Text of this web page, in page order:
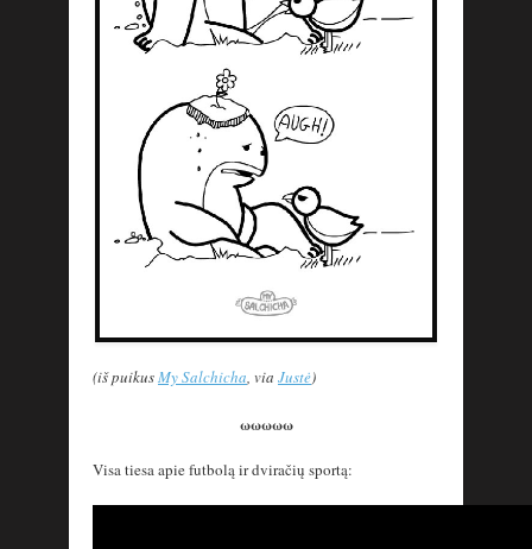
(iš puikusMy Salchicha, via Justė)
ωωωωω
Visa tiesa apie futbolą ir dviračių sportą: